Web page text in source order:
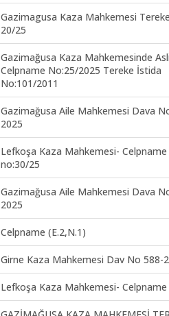
Gazimagusa Kaza Mahkemesi Tereke
20/25
Gazimağusa Kaza Mahkemesinde Asli
Celpname No:25/2025 Tereke İstida
No:101/2011
Gazimağusa Aile Mahkemesi Dava
2025
Lefkoşa Kaza Mahkemesi- Celpname
no:30/25
Gazimağusa Aile Mahkemesi Dava
2025
Celpname (E.2,N.1)
Girne Kaza Mahkemesi Dav No 588-
Lefkoşa Kaza Mahkemesi- Celpname